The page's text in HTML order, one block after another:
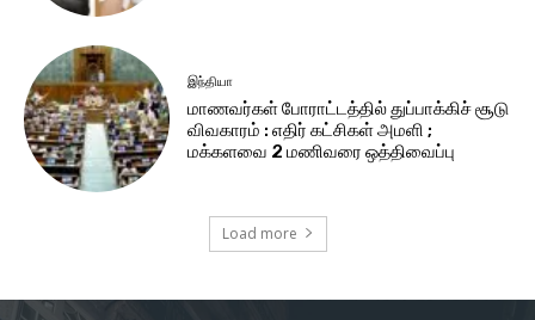
இந்தியா
மாணவர்கள் போராட்டத்தில் துப்பாக்கிச் சூடு
விவகாரம் : எதிர் கட்சிகள் அமளி ;
மக்களவை 2 மணிவரை ஒத்திவைப்பு
Load more